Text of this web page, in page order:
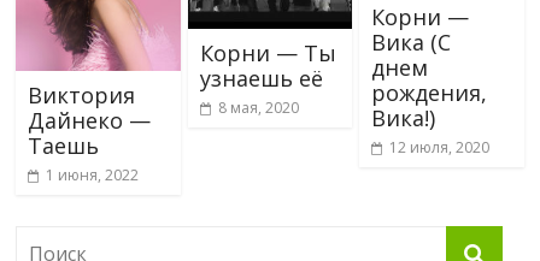
Виктория
Дайнеко —
Таешь
1 июня, 2022
Корни — Ты
узнаешь её
8 мая, 2020
Корни —
Вика (С
днем
рождения,
Вика!)
12 июля, 2020